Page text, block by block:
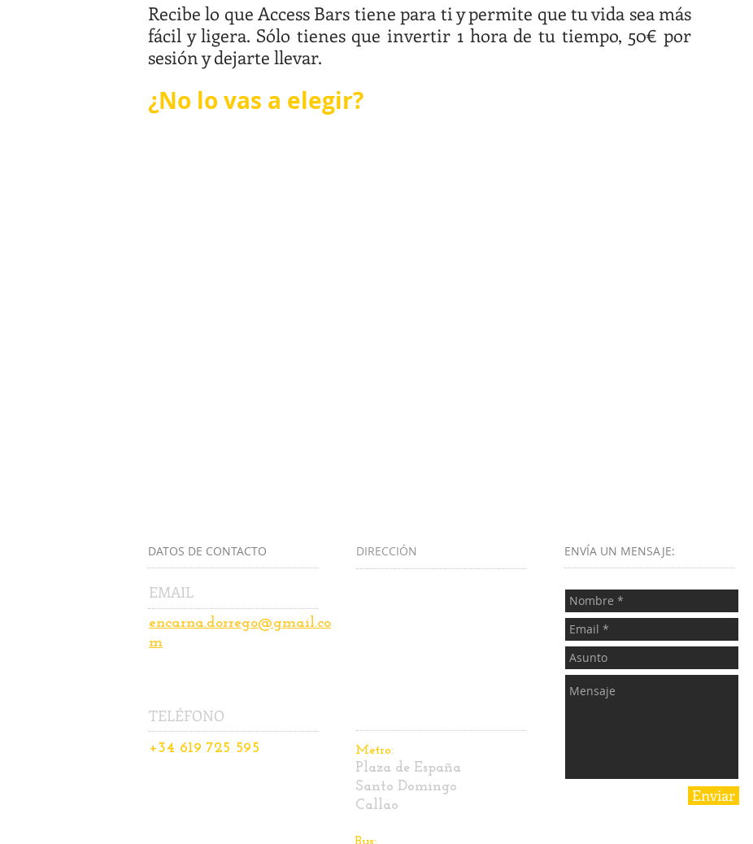
Recibe lo que Access Bars tiene para ti y permite que tu vida sea más
fácil y ligera. Sólo tienes que invertir 1 hora de tu tiempo, 50€ por
sesión y dejarte llevar.
¿No lo vas a elegir?
DATOS DE CONTACTO
EMAIL
encarna.dorrego@gmail.co
m
DIRECCIÓN
TELÉFONO
+34 619 725 595 Metro:
Plaza de España
Santo Domingo
Callao
ENVÍA UN MENSAJE:​​
Enviar